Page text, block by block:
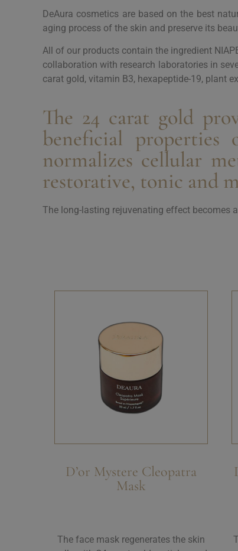
DeAura cosmetics are based on the best
aging process of the skin and preserve its
All of our products contain the ingredient
collaboration with research laboratories in
carat gold, vitamin B3, hexapeptide-19, plant
The 24 carat gold
beneficial
normalizes cellular
restorative, tonic and
The long-lasting rejuvenating effect becomes
D’or Mystere Cleopatra
Mask
The face mask regenerates the skin